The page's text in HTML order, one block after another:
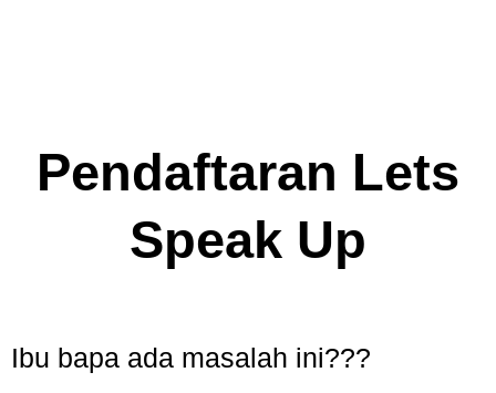
Pendaftaran Lets
Speak Up
Ibu bapa ada masalah ini???